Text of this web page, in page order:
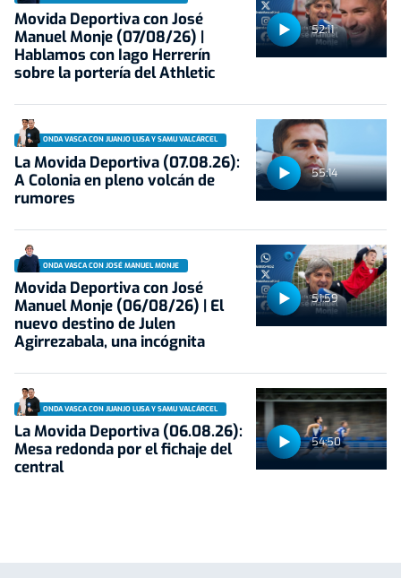
52:11
Movida Deportiva con José
Manuel Monje (07/08/26) |
Hablamos con Iago Herrerín
sobre la portería del Athletic
55:14
ONDA VASCA CON JUANJO LUSA Y SAMU VALCÁRCEL
La Movida Deportiva (07.08.26):
A Colonia en pleno volcán de
rumores
51:59
ONDA VASCA CON JOSÉ MANUEL MONJE
Movida Deportiva con José
Manuel Monje (06/08/26) | El
nuevo destino de Julen
Agirrezabala, una incógnita
54:50
ONDA VASCA CON JUANJO LUSA Y SAMU VALCÁRCEL
La Movida Deportiva (06.08.26):
Mesa redonda por el fichaje del
central